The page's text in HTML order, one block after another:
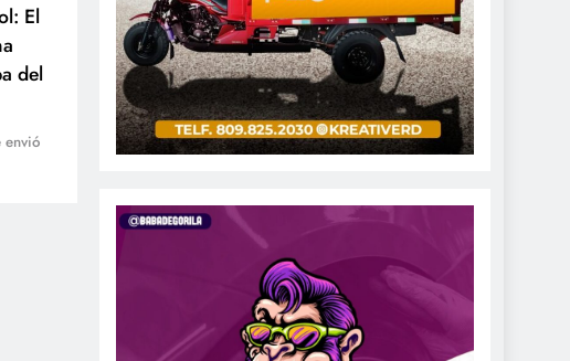
El
del
envió